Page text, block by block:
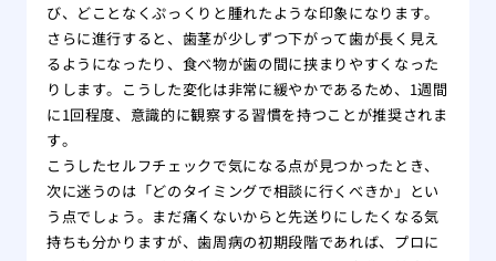
び、どことなくぷっくりと腫れたような印象になります。
さらに進行すると、歯茎が少しずつ下がって歯が長く見え
るようになったり、食べ物が歯の間に挟まりやすくなった
りします。こうした変化は非常に緩やかであるため、1週間
に1回程度、意識的に観察する習慣を持つことが推奨されま
す。
こうしたセルフチェックで気になる点が見つかったとき、
次に迷うのは「どのタイミングで相談に行くべきか」とい
う点でしょう。まだ痛くないからと先送りにしたくなる気
持ちも分かりますが、歯周病の初期段階であれば、プロに